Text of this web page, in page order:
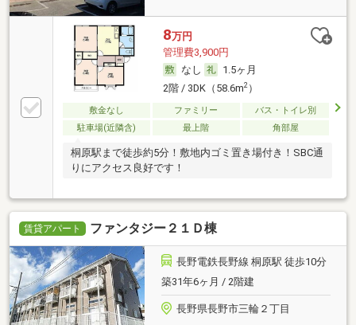
8万円
管理費3,900円
なし
1.5ヶ月
2階 / 3DK（58.6m2）
敷金なし ファミリー
バス・トイレ別
駐車場(近隣含)
最上階 角部屋
桐原駅まで徒歩約5分！敷地内ゴミ置き場付き！SBC通
りにアクセス良好です！
賃貸アパート ファンタジー２１Ｄ棟
長野電鉄長野線 桐原駅 徒歩10分
築31年6ヶ月 / 2階建
長野県長野市三輪２丁目